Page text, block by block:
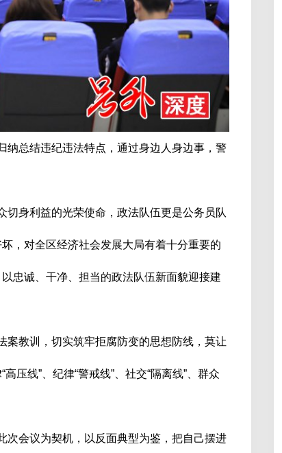
总结违纪违法特点，通过身边人身边事，警
身利益的光荣使命，政法队伍更是公务员队
，对全区经济社会发展大局有着十分重要的
忠诚、干净、担当的政法队伍新面貌迎接建
教训，切实筑牢拒腐防变的思想防线，莫让
压线”、纪律“警戒线”、社交“隔离线”、群众
会议为契机，以反面典型为鉴，把自己摆进